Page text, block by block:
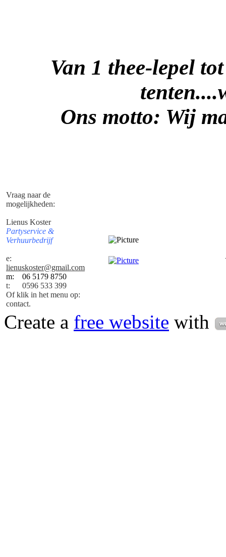
Van 1 thee-lepel
Ons motto: Wij
Vraag naar de
mogelijkheden:
Lienus Koster
Partyservice &
Verhuurbedrijf
e:
lienuskoster@gmail.com
m: 06 5179 8750
t:
0596 533 399
Of klik in het menu op:
contact.
Create a free website with